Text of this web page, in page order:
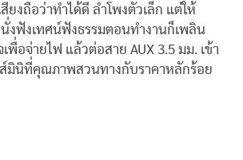
งถือว่าทำได้ดี ลำโพงตัวเล็ก แต่ให้
งฟังเทศน์ฟังธรรมตอนทำงานก็เพลิน
พื่อจ่ายไฟ แล้วต่อสาย AUX 3.5 มม. เข้า
มินิที่คุณภาพสวนทางกับราคาหลักร้อย